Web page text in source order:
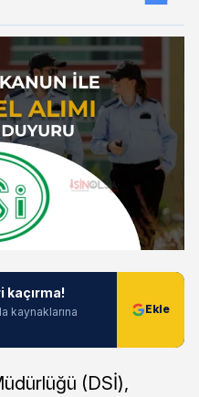
kaçırma!
kaynaklarına
(DSİ),